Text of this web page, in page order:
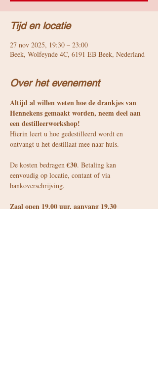
Tijd en locatie
27 nov 2025, 19:30 – 23:00
Beek, Wolfeynde 4C, 6191 EB Beek, Nederland
Over het evenement
Altijd al willen weten hoe de drankjes van
Hennekens gemaakt worden, neem deel aan
een destilleerworkshop!
Hierin leert u hoe gedestilleerd wordt en
ontvangt u het destillaat mee naar huis.
De kosten bedragen €30. Betaling kan
eenvoudig op locatie, contant of via
bankoverschrijving.
Zaal open 19.00 uur, aanvang 19.30